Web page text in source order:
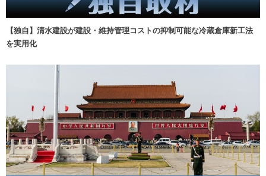
【独自】清水建設が建設・維持管理コストの抑制可能な冷蔵倉庫新工法
を実用化